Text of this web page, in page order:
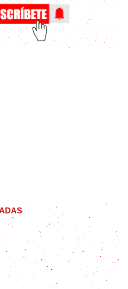
a paso: todo sobre esta
versión
la verdadera receta